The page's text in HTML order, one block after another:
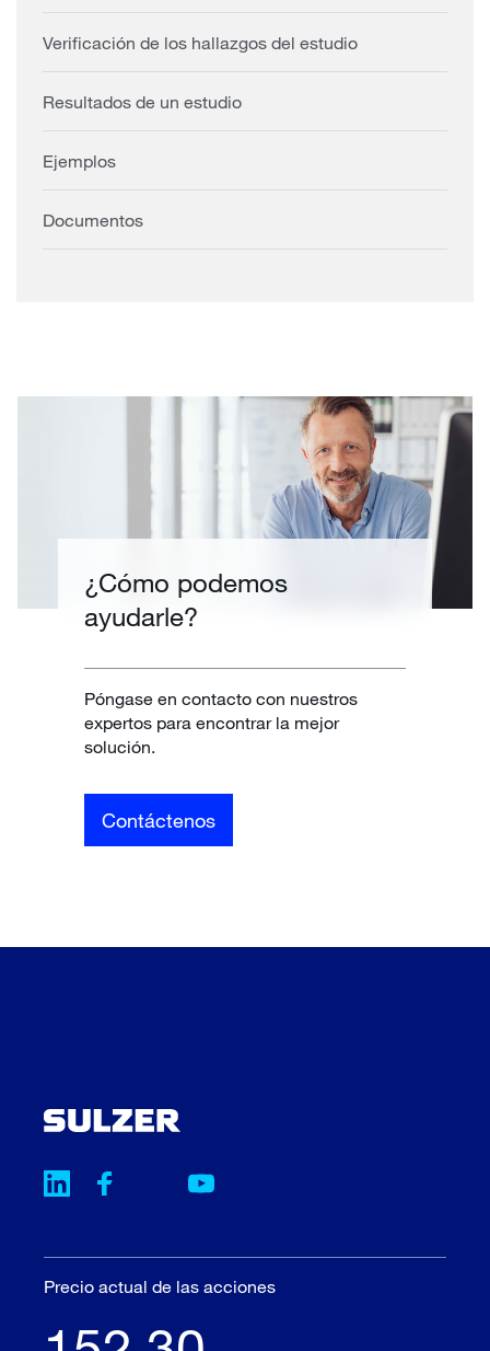
Verificación de los hallazgos del estudio
Resultados de un estudio
Ejemplos
Documentos
¿Cómo podemos
ayudarle?
Póngase en contacto con nuestros
expertos para encontrar la mejor
solución.
Contáctenos
Precio actual de las acciones